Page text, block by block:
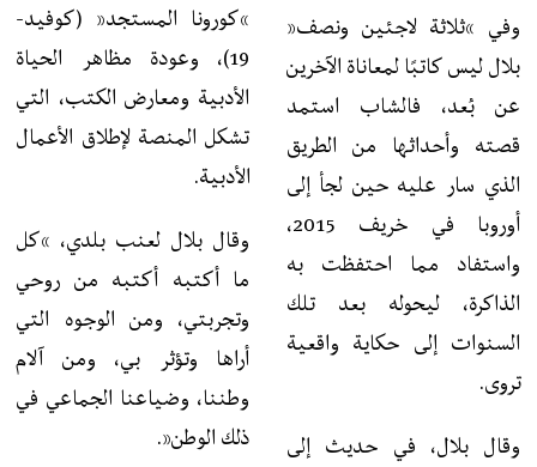
وفي “ثلاثة لاجئين ونصف”
بلال ليس كاتبًا لمعاناة الآخرين
عن بُعد، فالشاب استمد
قصته وأحداثها من الطريق
الذي سار عليه حين لجأ إلى
أوروبا في خريف 2015،
واستفاد مما احتفظت به
الذاكرة، ليحوله بعد تلك
السنوات إلى حكاية واقعية
تروى.
وقال بلال، في حديث إلى
“كورونا المستجد” (كوفيد-
19)، وعودة مظاهر الحياة
الأدبية ومعارض الكتب، التي
تشكل المنصة لإطلاق الأعمال
الأدبية.
وقال بلال لعنب بلدي، “كل
ما أكتبه أكتبه من روحي
وتجربتي، ومن الوجوه التي
أراها وتؤثر بي، ومن آلام
وطننا، وضياعنا الجماعي في
ذلك الوطن”.